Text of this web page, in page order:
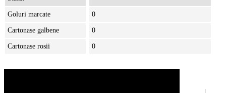
Goluri marcate 0
Cartonase galbene 0
Cartonase rosii 0